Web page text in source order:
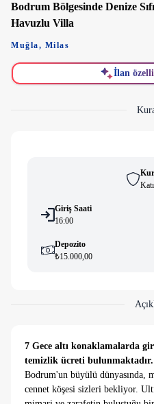
Bodrum Bölgesinde Denize
Havuzlu Villa
Muğla, Milas
İlan
Katı
Giriş Saati
16:00
Depozito
₺15.000,00
7 Gece altı konaklamalarda
temizlik ücreti bulunmaktadır.
Bodrum'un büyülü dünyasında,
cennet köşesi sizleri bekliyor.